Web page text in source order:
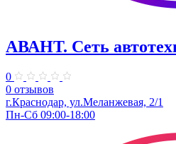
АВАНТ. ​Сеть
0
0 отзывов
​г.Краснодар, ул.Меланжевая, 2/1
Пн-Сб 09:00-18:00